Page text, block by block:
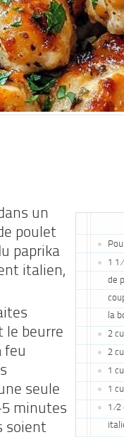
1 1
de
la
2
2
1
1
1
un
poulet
paprika
italien,
le beurre
feu
seule
minutes
soient